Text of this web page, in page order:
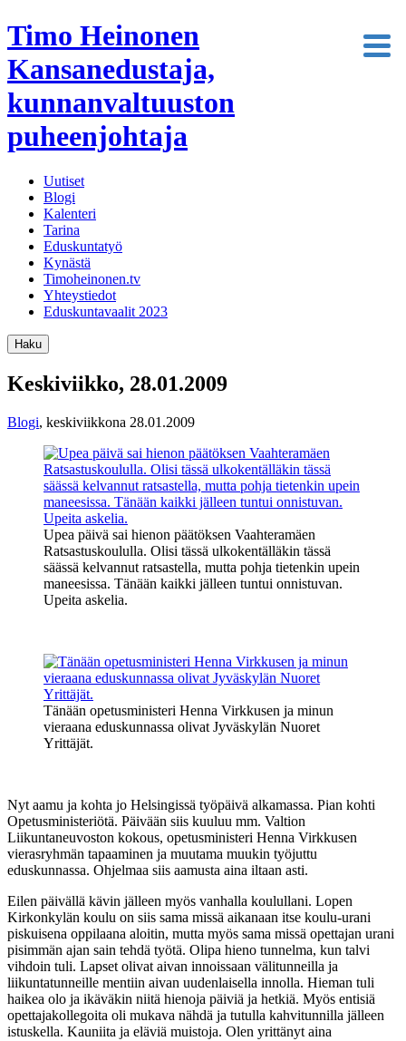
Timo Heinonen
Kansanedustaja,
kunnanvaltuuston
puheenjohtaja
Uutiset
Blogi
Kalenteri
Tarina
Eduskuntatyö
Kynästä
Timoheinonen.tv
Yhteystiedot
Eduskuntavaalit 2023
Haku
Keskiviikko, 28.01.2009
Blogi, keskiviikkona 28.01.2009
Upea päivä sai hienon päätöksen Vaahteramäen
Ratsastuskoululla. Olisi tässä ulkokentälläkin tässä
säässä kelvannut ratsastella, mutta pohja tietenkin upein
maneesissa. Tänään kaikki jälleen tuntui onnistuvan.
Upeita askelia.
Tänään opetusministeri Henna Virkkusen ja minun
vieraana eduskunnassa olivat Jyväskylän Nuoret
Yrittäjät.
Nyt aamu ja kohta jo Helsingissä työpäivä alkamassa. Pian kohti
Opetusministeriötä. Päivään siis kuuluu mm. Valtion
Liikuntaneuvoston kokous, opetusministeri Henna Virkkusen
vierasryhmän tapaaminen ja muutama muukin työjuttu
eduskunnassa. Ohjelmaa siis aamusta aina iltaan asti.
Eilen päivällä kävin jälleen myös vanhalla koulullani. Lopen
Kirkonkylän koulu on siis sama missä aikanaan itse koulu-urani
piskuisena oppilaana aloitin, mutta myös sama missä opettajan urani
pisimmän ajan sain tehdä työtä. Olipa hieno tunnelma, kun talvi
vihdoin tuli. Lapset olivat aivan innoissaan välitunneilla ja
liikuntatunneille mentiin aivan uudenlaisella innolla. Hieman tuli
haikea olo ja ikäväkin niitä hienoja päiviä ja hetkiä. Myös entisiä
opettajakollegoita oli mukava nähdä ja tutulla kahvitunnilla jälleen
istuskella. Kauniita ja eläviä muistoja. Olen yrittänyt aina